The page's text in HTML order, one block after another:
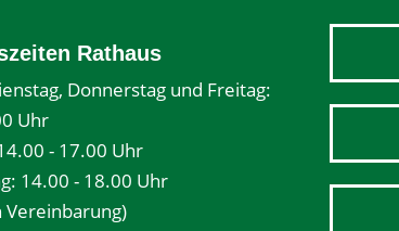
Rathaus
Donnerstag und Freitag:
Uhr
- 17.00 Uhr
14.00 - 18.00 Uhr
Vereinbarung)